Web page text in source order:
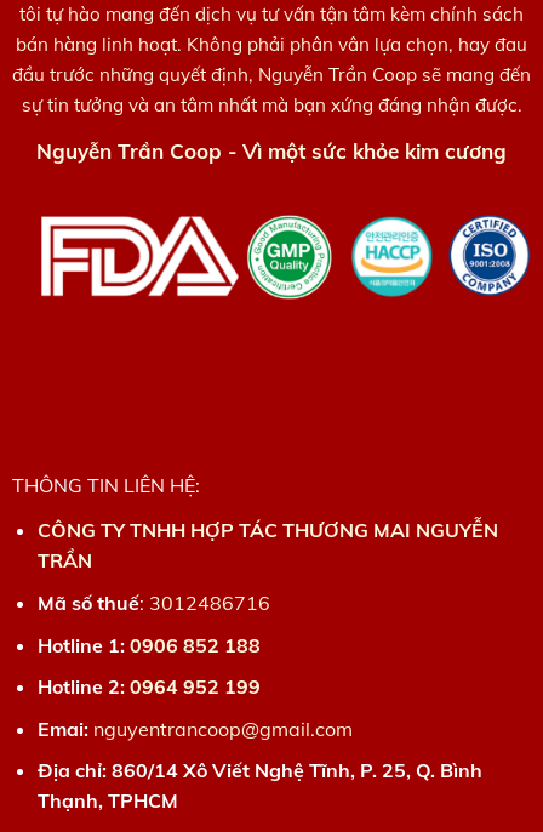
tôi tự hào mang đến dịch vụ tư vấn tận tâm kèm chính sách
bán hàng linh hoạt. Không phải phân vân lựa chọn, hay đau
đầu trước những quyết định, Nguyễn Trần Coop sẽ mang đến
sự tin tưởng và an tâm nhất mà bạn xứng đáng nhận được.
Nguyễn Trần Coop - Vì một sức khỏe kim cương
THÔNG TIN LIÊN HỆ:
CÔNG TY TNHH HỢP TÁC THƯƠNG MAI NGUYỄN
TRẦN
Mã số thuế: 3012486716
Hotline 1: 0906 852 188
Hotline 2: 0964 952 199
Emai: nguyentrancoop@gmail.com
Địa chỉ: 860/14 Xô Viết Nghệ Tĩnh, P. 25, Q. Bình
Thạnh, TPHCM